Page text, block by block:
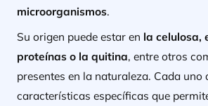
microorganismos.
Su origen puede estar en la celulosa,
proteínas o la quitina, entre otros
presentes en la naturaleza. Cada uno
características específicas que